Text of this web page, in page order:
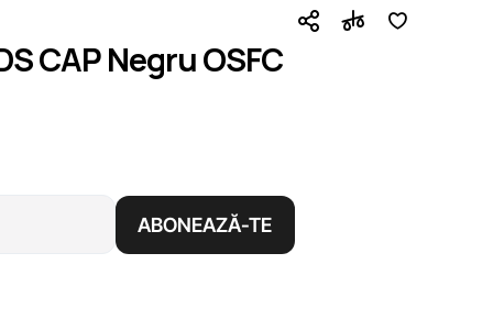
CAP Negru OSFC
ABONEAZĂ-TE